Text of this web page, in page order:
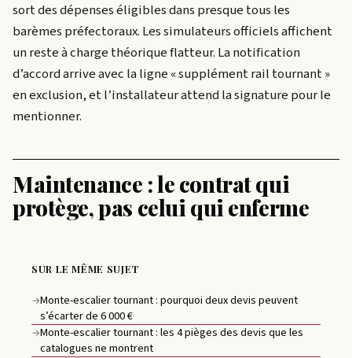
sort des dépenses éligibles dans presque tous les
barèmes préfectoraux. Les simulateurs officiels affichent
un reste à charge théorique flatteur. La notification
d’accord arrive avec la ligne « supplément rail tournant »
en exclusion, et l’installateur attend la signature pour le
mentionner.
Maintenance : le contrat qui
protège, pas celui qui enferme
SUR LE MÊME SUJET
→Monte-escalier tournant : pourquoi deux devis peuvent
s’écarter de 6 000 €
→Monte-escalier tournant : les 4 pièges des devis que les
catalogues ne montrent